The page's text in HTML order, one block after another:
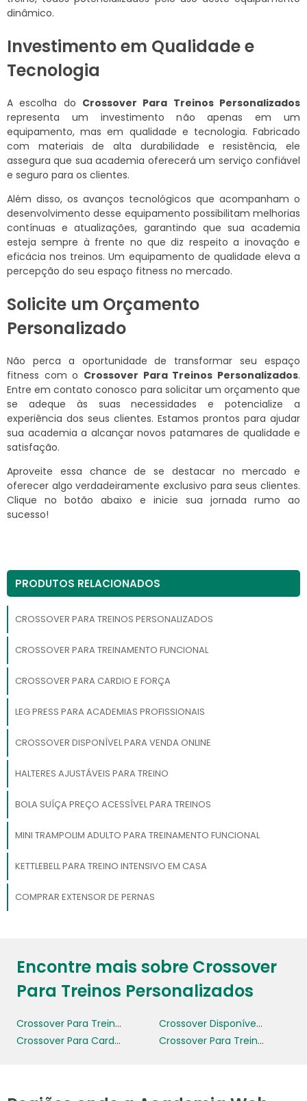
dinâmico.
Investimento em Qualidade e
Tecnologia
A escolha do Crossover Para Treinos Personalizados
representa um investimento não apenas em um
equipamento, mas em qualidade e tecnologia. Fabricado
com materiais de alta durabilidade e resistência, ele
assegura que sua academia oferecerá um serviço confiável
e seguro para os clientes.
Além disso, os avanços tecnológicos que acompanham o
desenvolvimento desse equipamento possibilitam melhorias
contínuas e atualizações, garantindo que sua academia
esteja sempre à frente no que diz respeito a inovação e
eficácia nos treinos. Um equipamento de qualidade eleva a
percepção do seu espaço fitness no mercado.
Solicite um Orçamento
Personalizado
Não perca a oportunidade de transformar seu espaço
fitness com o Crossover Para Treinos Personalizados.
Entre em contato conosco para solicitar um orçamento que
se adeque às suas necessidades e potencialize a
experiência dos seus clientes. Estamos prontos para ajudar
sua academia a alcançar novos patamares de qualidade e
satisfação.
Aproveite essa chance de se destacar no mercado e
oferecer algo verdadeiramente exclusivo para seus clientes.
Clique no botão abaixo e inicie sua jornada rumo ao
sucesso!
PRODUTOS RELACIONADOS
CROSSOVER PARA TREINOS PERSONALIZADOS
CROSSOVER PARA TREINAMENTO FUNCIONAL
CROSSOVER PARA CARDIO E FORÇA
LEG PRESS PARA ACADEMIAS PROFISSIONAIS
CROSSOVER DISPONÍVEL PARA VENDA ONLINE
HALTERES AJUSTÁVEIS PARA TREINO
BOLA SUÍÇA PREÇO ACESSÍVEL PARA TREINOS
MINI TRAMPOLIM ADULTO PARA TREINAMENTO FUNCIONAL
KETTLEBELL PARA TREINO INTENSIVO EM CASA
COMPRAR EXTENSOR DE PERNAS
Encontre mais sobre Crossover
Para Treinos Personalizados
Crossover Para Treinamento Funcional
Crossover Disponível Para Venda Online
Crossover Para Cardio E Força
Crossover Para Treinos Personalizados